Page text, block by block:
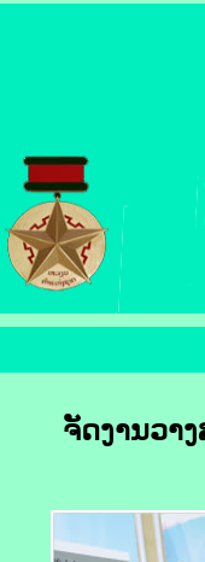
ຈັດງານ​ວາ